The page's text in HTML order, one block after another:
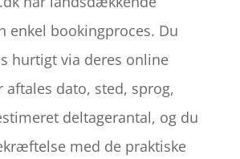
enkel bookingproces. Du
hurtigt via deres online
aftales dato, sted, sprog,
deltagerantal, og du
med de praktiske